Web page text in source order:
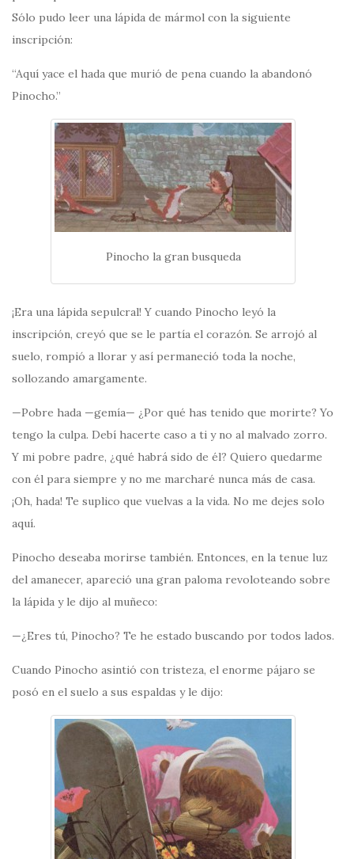
Sólo pudo leer una lápida de mármol con la siguiente
inscripción:
“Aquí yace el hada que murió de pena cuando la abandonó
Pinocho.”
Pinocho la gran busqueda
¡Era una lápida sepulcral! Y cuando Pinocho leyó la
inscripción, creyó que se le partía el corazón. Se arrojó al
suelo, rompió a llorar y así permaneció toda la noche,
sollozando amargamente.
—Pobre hada —gemía— ¿Por qué has tenido que morirte? Yo
tengo la culpa. Debí hacerte caso a ti y no al malvado zorro.
Y mi pobre padre, ¿qué habrá sido de él? Quiero quedarme
con él para siempre y no me marcharé nunca más de casa.
¡Oh, hada! Te suplico que vuelvas a la vida. No me dejes solo
aquí.
Pinocho deseaba morirse también. Entonces, en la tenue luz
del amanecer, apareció una gran paloma revoloteando sobre
la lápida y le dijo al muñeco:
—¿Eres tú, Pinocho? Te he estado buscando por todos lados.
Cuando Pinocho asintió con tristeza, el enorme pájaro se
posó en el suelo a sus espaldas y le dijo: